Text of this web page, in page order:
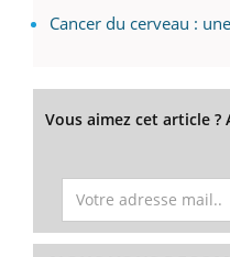
Cancer du cerveau :
Vous aimez cet article